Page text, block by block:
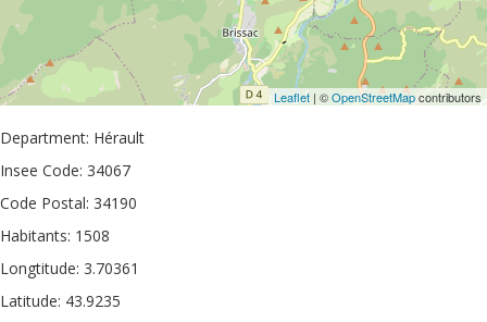
Leaflet | ©OpenStreetMapcontributors
Department: Hérault
Insee Code: 34067
Code Postal: 34190
Habitants: 1508
Longtitude: 3.70361
Latitude: 43.9235